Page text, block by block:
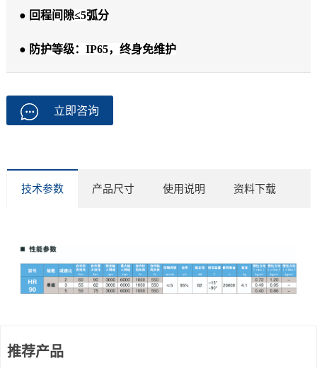
● 回程间隙≤5弧分
● 防护等级：IP65，终身免维护
立即咨询
技术参数 产品尺寸 使用说明 资料下载
推荐产品